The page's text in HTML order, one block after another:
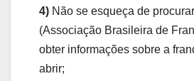
4) Não se esqueça de
(Associação Brasileira de
obter informações sobre a
abrir;